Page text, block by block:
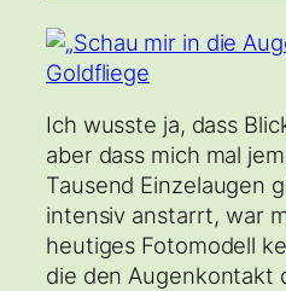
Ich wusste ja, dass
aber dass mich mal
Tausend Einzelaugen
intensiv anstarrt, war
heutiges Fotomodell
die den Augenkontakt